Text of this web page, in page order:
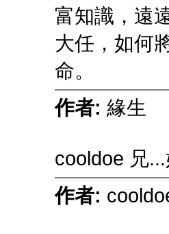
富知識，遠
大任，如何
命。
作者: 緣生
cooldoe 兄...
作者: